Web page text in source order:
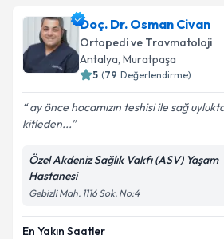
Doç. Dr. Osman Civan
Ortopedi ve Travmatoloji
Antalya, Muratpaşa
5 (79 Değerlendirme)
ay önce hocamızın teshisi ile sağ
kitleden...
Özel Akdeniz Sağlık Vakfı (ASV) Yaşam
Hastanesi
Gebizli Mah. 1116 Sok. No:4
En Yakın Saatler